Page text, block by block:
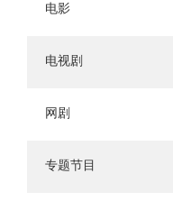
电影
电视剧
网剧
专题节目